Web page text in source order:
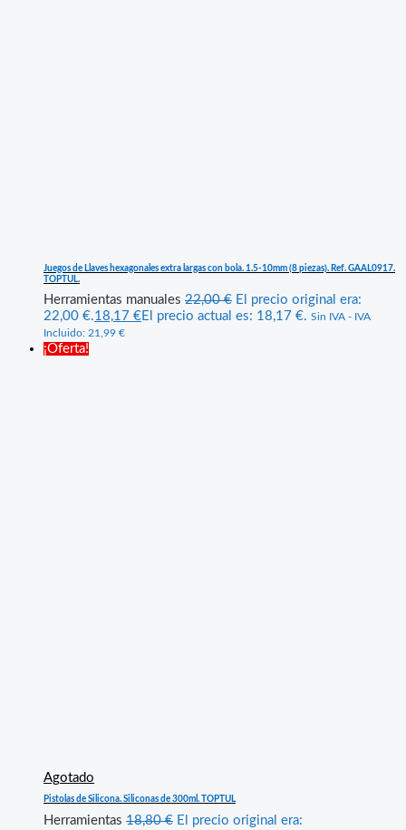
Juegos de Llaves hexagonales extra largas con bola. 1.5-10mm (8 piezas). Ref. GAAL0917.
TOPTUL.
Herramientas manuales 22,00€ El precio original era:
22,00 €.18,17 €El precio actual es: 18,17 €. Sin IVA - IVA
Incluido: 21,99 €
¡Oferta!
Agotado
Pistolas de Silicona. Siliconas de 300ml. TOPTUL
Herramientas 18,80€ El precio original era: